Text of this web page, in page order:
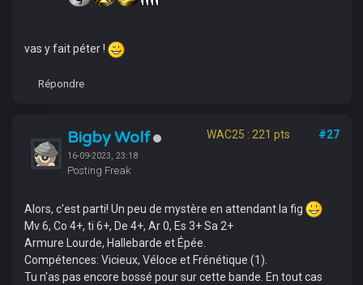
vas y fait péter !
Répondre
Bigby Wolf
16-09-2023, 23:18
Posting Freak
WAC25 : 221 pts #27
Alors, c'est parti! Un peu de mystère en attendant la fig
Mv 6, Co 4+, ti 6+, De 4+, Ar 0, Es 3+ Sa 2+
Armure Lourde, Hallebarde et Épée.
Compétences: Vicieux, Véloce et Frénétique (1).
Tu n'as pas encore bossé pour sur cette bande. En tout cas